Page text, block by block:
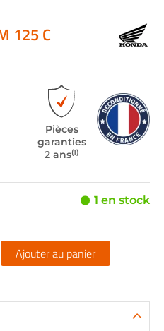
125 C
Pièces
garanties
2 ans(1)
1 en stock
Ajouter au panier